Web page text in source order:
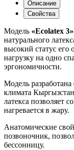
Описание
Свойства
Модель «Ecolatex 3»
натурального
высокий статус
нагрузку на одно
эргономичности.
Модель
климата
латекса позволяет
нагревается в жару.
Анатомические
позвоночник,
бессонницу.